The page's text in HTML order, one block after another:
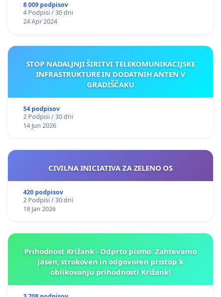
8 009 podpisov
4 Podpisi / 30 dni
24 Apr 2024
STOP NADALJNJI ŠIRITVI TELEKOMUNIKACIJSKE
INFRASTRUKTURE IN DODATNIH ANTEN V
GRADIŠČAKU
54 podpisov
2 Podpisi / 30 dni
14 Jun 2026
CIVILNA INICIATIVA ZA ZELENO OS
420 podpisov
2 Podpisi / 30 dni
18 Jan 2026
Prihodnost Križank - Odprto pismo: Zahtevamo
jasen, strokoven in odgovoren pristop k
oblikovanju prihodnosti Križank!